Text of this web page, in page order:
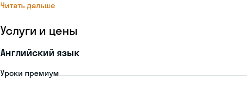
Читать дальше
Услуги и цены
Английский язык
Уроки премиум